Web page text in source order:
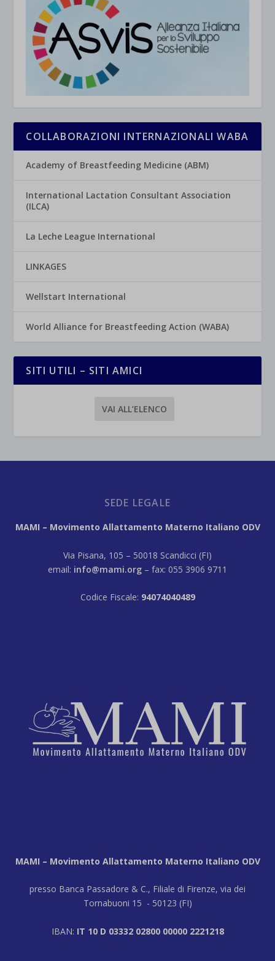
COLLABORAZIONI INTERNAZIONALI WABA
Academy of Breastfeeding Medicine (ABM)
International Lactation Consultant Association
(ILCA)
La Leche League International
LINKAGES
Wellstart International
World Alliance for Breastfeeding Action (WABA)
SITI UTILI – SITI AMICI
VAI ALL’ELENCO
SEDE LEGALE
MAMI – Movimento Allattamento Materno Italiano ODV
Via Pisana, 105 – 50018 Scandicci (FI)
email: info@mami.org – fax: 055 3906 9711
Codice Fiscale: 94074040489
MAMI – Movimento Allattamento Materno Italiano ODV
presso Banca Passadore & C., Filiale di Firenze, via dei
Tornabuoni 15 - 50123 (FI)
IBAN: IT 10 D 03332 02800 00000 2221218